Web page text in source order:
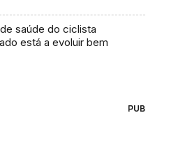
saúde do ciclista
está a evoluir bem
PUB